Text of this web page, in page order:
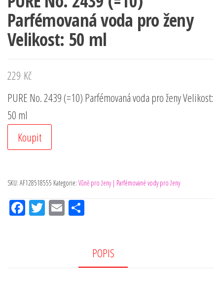
Parfémovaná voda pro ženy
Velikost: 50 ml
229 Kč
PURE No. 2439 (=10) Parfémovaná voda pro ženy Velikost:
50 ml
Koupit
SKU: AF128518555 Kategorie: Vůně pro ženy | Parfémované vody pro ženy
Fac Tw Em
POPIS